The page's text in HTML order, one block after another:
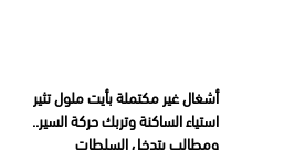
أشغال غير مكتملة بأيت ملول تثير
استياء الساكنة وتربك حركة السير..
ومطالب بتدخل السلطات